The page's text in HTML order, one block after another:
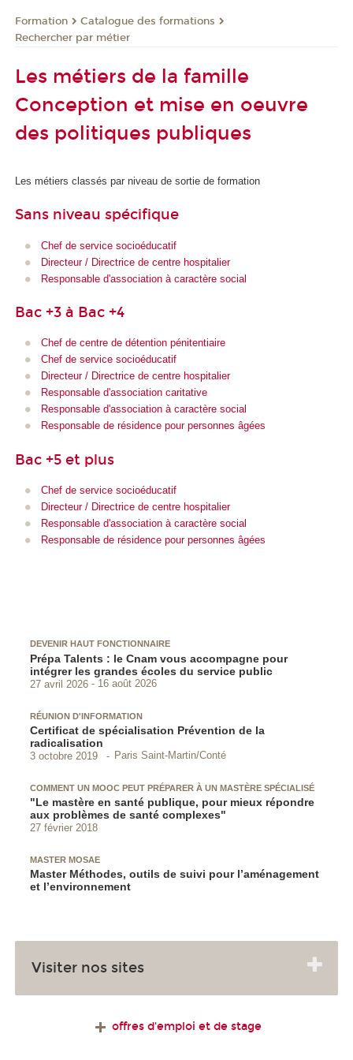
Formation
Catalogue des formations
Rechercher par métier
Les métiers de la famille
Conception et mise en oeuvre
des politiques publiques
Les métiers classés par niveau de sortie de formation
Sans niveau spécifique
Chef de service socioéducatif
Directeur / Directrice de centre hospitalier
Responsable d'association à caractère social
Bac +3 à Bac +4
Chef de centre de détention pénitentiaire
Chef de service socioéducatif
Directeur / Directrice de centre hospitalier
Responsable d'association caritative
Responsable d'association à caractère social
Responsable de résidence pour personnes âgées
Bac +5 et plus
Chef de service socioéducatif
Directeur / Directrice de centre hospitalier
Responsable d'association à caractère social
Responsable de résidence pour personnes âgées
DEVENIR HAUT FONCTIONNAIRE
Prépa Talents : le Cnam vous accompagne pour
intégrer les grandes écoles du service public
27 avril 2026 16 août 2026
RÉUNION D'INFORMATION
Certificat de spécialisation Prévention de la
radicalisation
3 octobre 2019 Paris Saint-Martin/Conté
COMMENT UN MOOC PEUT PRÉPARER À UN MASTÈRE SPÉCIALISÉ
"Le mastère en santé publique, pour mieux répondre
aux problèmes de santé complexes"
27 février 2018
MASTER MOSAE
Master Méthodes, outils de suivi pour l’aménagement
et l’environnement
Visiter nos sites
offres d'emploi et de stage